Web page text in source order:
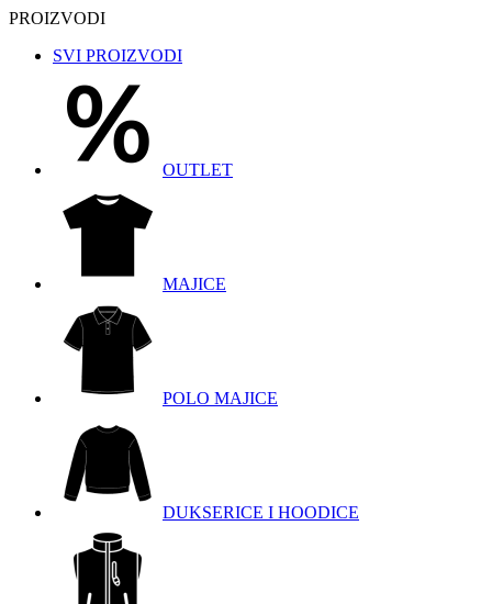
PROIZVODI
SVI PROIZVODI
OUTLET
MAJICE
POLO MAJICE
DUKSERICE I HOODICE